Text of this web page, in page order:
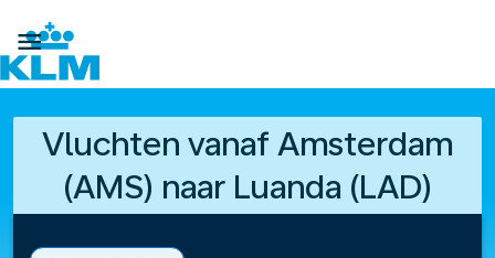

Vluchten vanaf Amsterdam
(AMS) naar Luanda (LAD)